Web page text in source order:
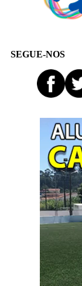
SEGUE-NOS